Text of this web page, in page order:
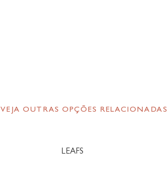
VEJA OUTRAS OPÇÕES RELACIONADAS
LEAFS